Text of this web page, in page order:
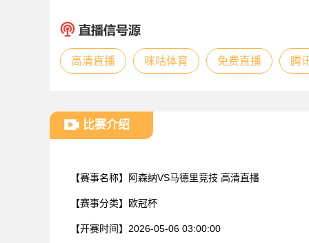
高清直播 咪咕体育 免费直播 腾
比赛介绍
【赛事名称】 阿森纳VS马德里竞技 高清直播
【赛事分类】 欧冠杯
【开赛时间】 2026-05-06 03:00:00